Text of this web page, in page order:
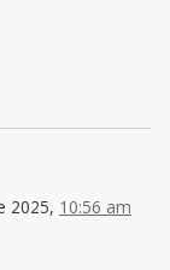
2025, 10:56 am